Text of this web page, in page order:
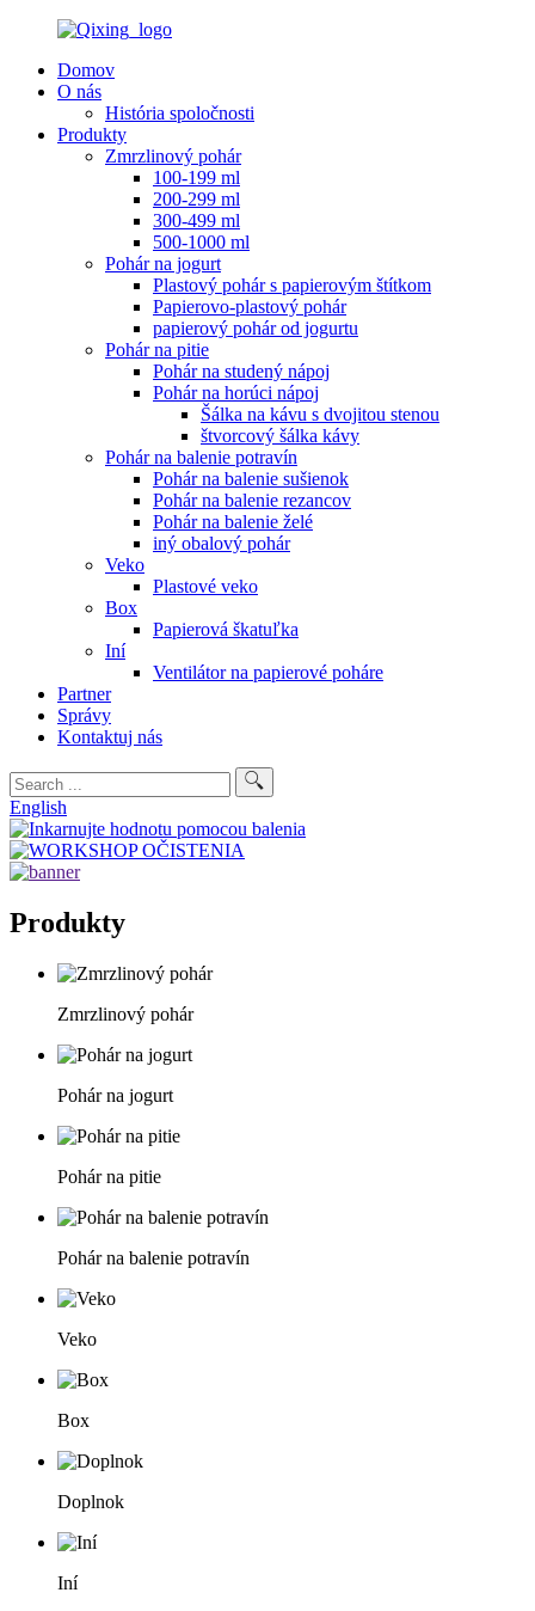
Domov
O nás
História spoločnosti
Produkty
Zmrzlinový pohár
100-199 ml
200-299 ml
300-499 ml
500-1000 ml
Pohár na jogurt
Plastový pohár s papierovým štítkom
Papierovo-plastový pohár
papierový pohár od jogurtu
Pohár na pitie
Pohár na studený nápoj
Pohár na horúci nápoj
Šálka ​​na kávu s dvojitou stenou
štvorcový šálka kávy
Pohár na balenie potravín
Pohár na balenie sušienok
Pohár na balenie rezancov
Pohár na balenie želé
iný obalový pohár
Veko
Plastové veko
Box
Papierová škatuľka
Iní
Ventilátor na papierové poháre
Partner
Správy
Kontaktuj nás
English
Produkty
Zmrzlinový pohár
Pohár na jogurt
Pohár na pitie
Pohár na balenie potravín
Veko
Box
Doplnok
Iní